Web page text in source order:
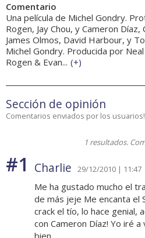
Comentario
Una película de Michel Gondry.
Rogen, Jay Chou, y Cameron
James Olmos, David Harbour, y
Michel Gondry. Producida por
Rogen & Evan... (+)
Sección de opinión
Comentarios enviados por los usuarios!
1 resultados.
#1 Charlie 29/12/2010 | 11:47
Me ha gustado mucho el
de más jeje Me encanta el
crack el tío, lo hace genial,
con Cameron Díaz! Yo iré